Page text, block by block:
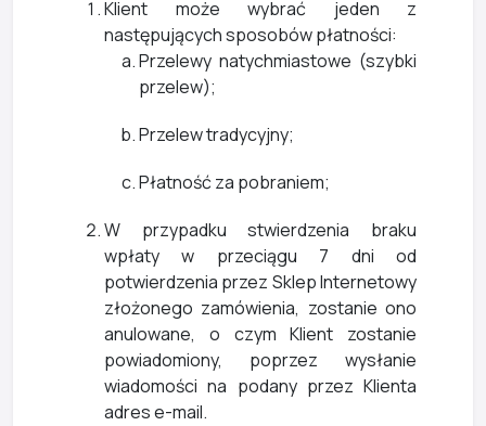
Klient może wybrać jeden z
następujących sposobów płatności:
Przelewy natychmiastowe (szybki
przelew);
Przelew tradycyjny;
Płatność za pobraniem;
W przypadku stwierdzenia braku
wpłaty w przeciągu 7 dni od
potwierdzenia przez Sklep Internetowy
złożonego zamówienia, zostanie ono
anulowane, o czym Klient zostanie
powiadomiony, poprzez wysłanie
wiadomości na podany przez Klienta
adres e-mail.